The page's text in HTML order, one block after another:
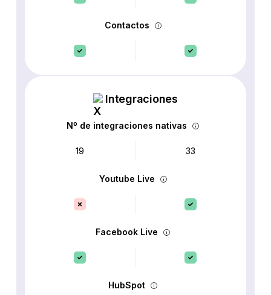
Contactos
Integraciones
Nº de integraciones nativas
19 33
Youtube Live
Facebook Live
HubSpot